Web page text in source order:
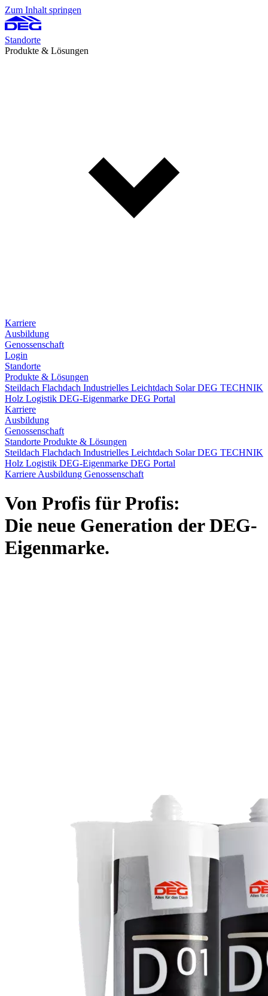
Zum Inhalt springen
Standorte
Produkte & Lösungen
Karriere
Ausbildung
Genossenschaft
Login
Standorte
Produkte & Lösungen
Steildach Flachdach Industrielles Leichtdach Solar DEG TECHNIK
Holz Logistik DEG-Eigenmarke DEG Portal
Karriere
Ausbildung
Genossenschaft
Standorte Produkte & Lösungen
Steildach Flachdach Industrielles Leichtdach Solar DEG TECHNIK
Holz Logistik DEG-Eigenmarke DEG Portal
Karriere Ausbildung Genossenschaft
Von Profis für Profis:
Die neue Generation der DEG-
Eigenmarke.